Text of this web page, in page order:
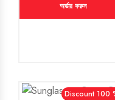
অর্ডার করুন
Discount 100